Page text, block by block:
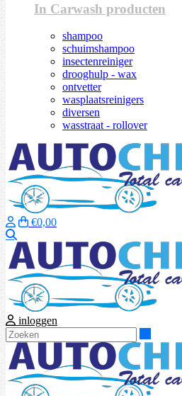
In Carwash producten
shampoo
schuimshampoo
insectenreiniger
drooghulp - wax
ontvetter
wasplaatsreinigers
diversen
wasstraat - rollover
€0,00
inloggen